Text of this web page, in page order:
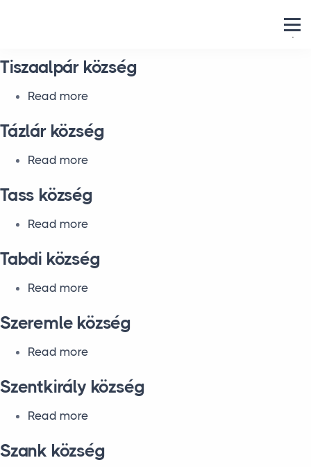
.
Tiszaalpár község
Read moreabout Tiszaalpár község
Tázlár község
Read moreabout Tázlár község
Tass község
Read moreabout Tass község
Tabdi község
Read moreabout Tabdi község
Szeremle község
Read moreabout Szeremle község
Szentkirály község
Read moreabout Szentkirály község
Szank község